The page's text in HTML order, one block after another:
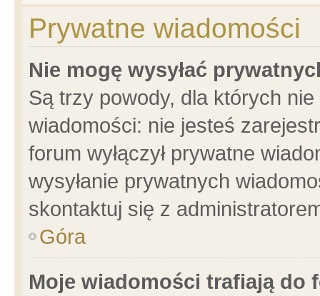
Prywatne wiadomości
Nie mogę wysyłać
Są trzy powody, dla których
wiadomości: nie jesteś
forum wyłączył prywatne
wysyłanie prywatnych
skontaktuj się z
Góra
Moje wiadomości trafiają do